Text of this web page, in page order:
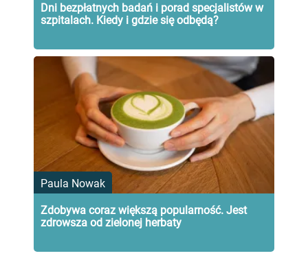
Dni bezpłatnych badań i porad specjalistów w
szpitalach. Kiedy i gdzie się odbędą?
Paula Nowak
Zdobywa coraz większą popularność. Jest
zdrowsza od zielonej herbaty